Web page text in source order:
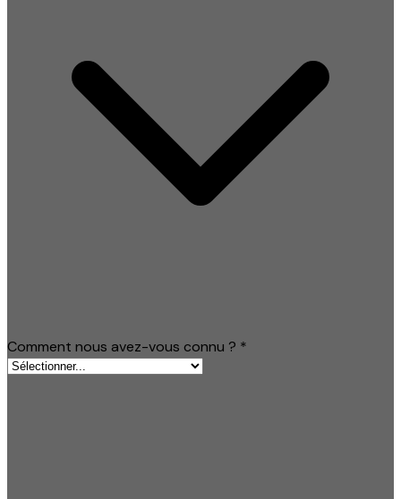
Comment nous avez-vous connu ? *